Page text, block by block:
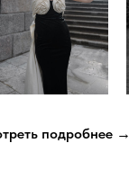
подробнее →